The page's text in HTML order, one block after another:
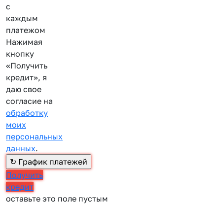
с
каждым
платежом
Нажимая
кнопку
«Получить
кредит», я
даю свое
согласие на
обработку
моих
персональных
данных.
Получить
кредит
оставьте это поле пустым